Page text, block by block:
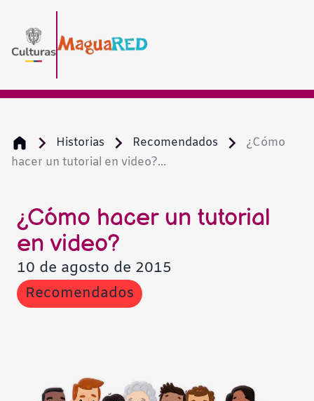
Historias Recomendados
¿Cómo
hacer un tutorial en video?...
¿Cómo hacer un tutorial
en video?
10 de agosto de 2015
Recomendados